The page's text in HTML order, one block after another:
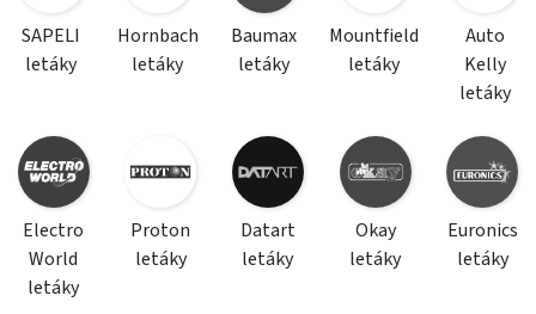
SAPELI
letáky
Hornbach
letáky
Baumax
letáky
Mountfield
letáky
Auto
Kelly
letáky
Electro
World
letáky
Proton
letáky
Datart
letáky
Okay
letáky
Euronics
letáky